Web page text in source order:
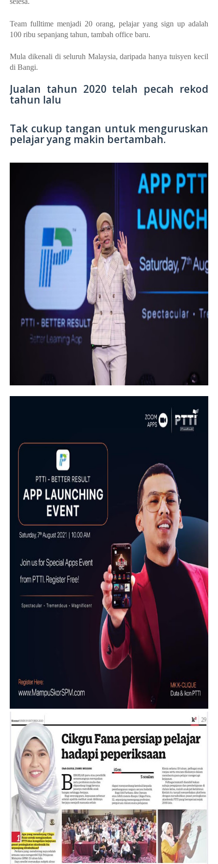
Team fulltime menjadi 20 orang, pelajar yang sign up adalah
100 ribu sepanjang tahun, tambah office baru.
Mula dikenali di seluruh Malaysia, daripada hanya tuisyen kecil
di Bangi.
Jualan tahun 2020 telah pecah rekod
tahun lalu
Tak cukup tangan untuk menguruskan
pelajar yang makin bertambah.